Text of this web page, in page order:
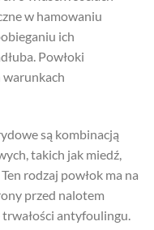
w hamowaniu
ich
Powłoki
warunkach
są kombinacją
takich jak miedź,
rodzaj powłok ma na
przed nalotem
antyfoulingu.